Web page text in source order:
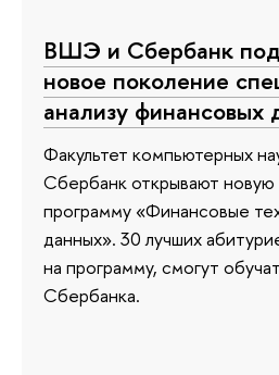
ВШЭ и Сбербанк
новое поколение
анализу финансовых
Факультет компьютерных
Сбербанк открывают новую
программу «Финансовые
данных». 30 лучших
на программу, смогут
Сбербанка.